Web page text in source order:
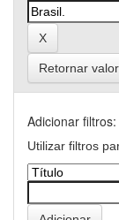
Retornar
Adicionar filtros:
Utilizar filtros